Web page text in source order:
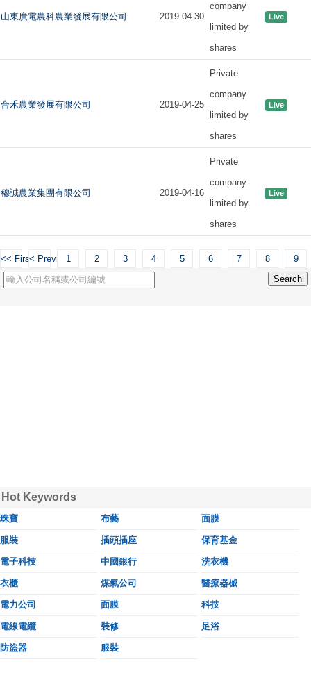
山東廣電農科農業發展有限公司 2019-04-30
company
limited by
shares
Live
合禾農業發展有限公司 2019-04-25
Private
company
limited by
shares
Live
穆誠農業集團有限公司 2019-04-16
Private
company
limited by
shares
Live
<< First< Previous1 2 3 4 5 6 7 8 9
Hot Keywords
珠寶 布藝 面膜
服裝 插頭插座 保育基金
電子科技 中國銀行 洗衣機
衣櫃 煤氣公司 醫療器械
電力公司 面膜 科技
電線電纜 裝修 足浴
防盜器 服裝